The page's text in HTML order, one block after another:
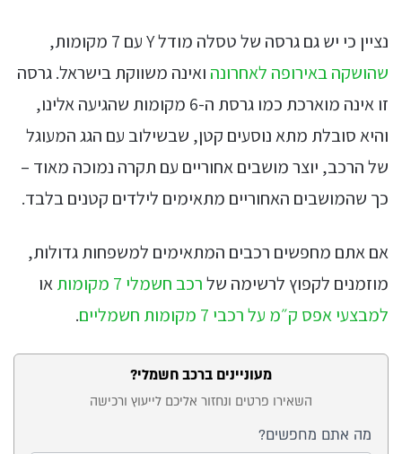
נציין כי יש גם גרסה של טסלה מודל Y עם 7 מקומות,
שהושקה באירופה לאחרונה ואינה משווקת בישראל. גרסה
זו אינה מוארכת כמו גרסת ה-6 מקומות שהגיעה אלינו,
והיא סובלת מתא נוסעים קטן, שבשילוב עם הגג המעוגל
של הרכב, יוצר מושבים אחוריים עם תקרה נמוכה מאוד –
כך שהמושבים האחוריים מתאימים לילדים קטנים בלבד.
אם אתם מחפשים רכבים המתאימים למשפחות גדולות,
מוזמנים לקפוץ לרשימה שלרכב חשמלי 7 מקומות
או
למבצעי אפס ק״מ על רכבי 7 מקומות חשמליים
.
בכתבה
מעוניינים ברכב חשמלי?
השאירו פרטים ונחזור אליכם לייעוץ ורכישה
מה אתם מחפשים?